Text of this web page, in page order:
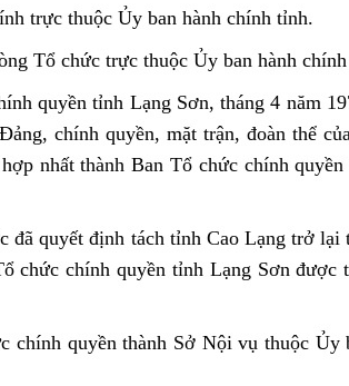
trực thuộc Ủy ban hành chính tỉnh.
Tổ chức trực thuộc Ủy ban hành
quyền tỉnh Lạng Sơn, tháng 4 năm
chính quyền, mặt trận, đoàn thể
nhất thành Ban Tổ chức chính
đã quyết định tách tỉnh Cao Lạng trở lại
chức chính quyền tỉnh Lạng Sơn được
chính quyền thành Sở Nội vụ thuộc Ủy